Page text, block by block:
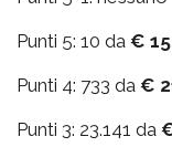
Punti 5: 10 da €
Punti 4: 733 da €
Punti 3: 23.141 da